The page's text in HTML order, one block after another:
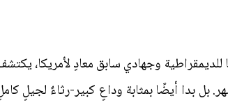
للديمقراطية وجهادي سابق معادٍ لأمريكا،
بدا أيضًا بمثابة وداعٍ كبير-رثاءٌ لجيلٍ